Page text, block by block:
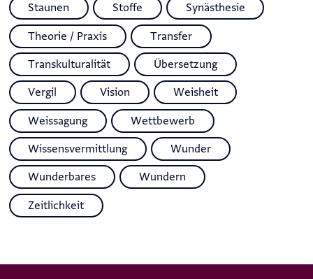
Staunen Stoffe Synästhesie
Theorie / Praxis Transfer
Transkulturalität Übersetzung
Vergil Vision Weisheit
Weissagung Wettbewerb
Wissensvermittlung Wunder
Wunderbares Wundern
Zeitlichkeit